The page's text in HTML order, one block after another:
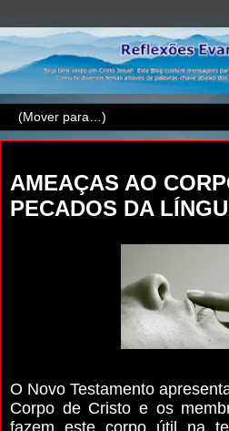
AMEAÇAS AO
PECADOS DA
O Novo Testamento
Corpo de Cristo e os
fazem este corpo útil na